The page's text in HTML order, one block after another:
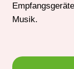
Musik.